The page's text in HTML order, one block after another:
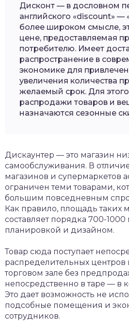
Дисконт — в дословном
английского «discount» —
более широком смысле,
цене, предоставляемая
потребителю. Имеет
распространение в
экономике для
увеличения количества
желаемый срок. Для
распродажи товаров и
назначаются сезонные
Дискаунтер — это магазин
самообслуживания. В
магазинов и супермаркетов
ограничен теми товарами,
большим повседневным
Как правило, площадь таких
составляет порядка 700-1000
планировкой и дизайном.
Товар сюда поступает
распределительных центров
торговом зале без
непосредственно в таре — в
Это дает возможность не
подсобные помещения и
сотрудников.